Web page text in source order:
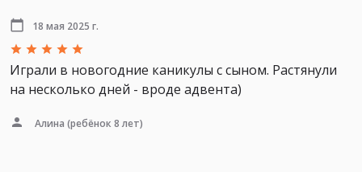
18 мая 2025 г.
Играли в новогодние каникулы с сыном. Растянули
на несколько дней - вроде адвента)
Алина (ребёнок 8 лет)